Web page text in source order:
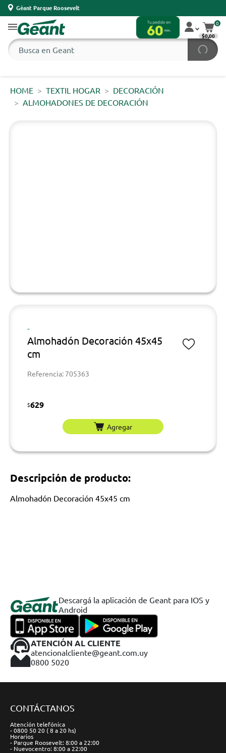
Géant Parque Roosevelt
0
$0,00
HOME TEXTIL HOGAR
DECORACIÓN
ALMOHADONES DE DECORACIÓN
-
Almohadón Decoración 45x45
cm
Referencia: 705363
$629
Agregar
Descripción de producto:
Almohadón Decoración 45x45 cm
Descargá la aplicación de Geant para IOS y
Android
ATENCIÓN AL CLIENTE
atencionalcliente@geant.com.uy
0800 5020
CONTÁCTANOS
Atención telefónica
- 0800 50 20 ( 8 a 20 hs)
Horarios
- Parque Roosevelt: 8:00 a 22:00
- Nuevocentro: 8:00 a 22:00